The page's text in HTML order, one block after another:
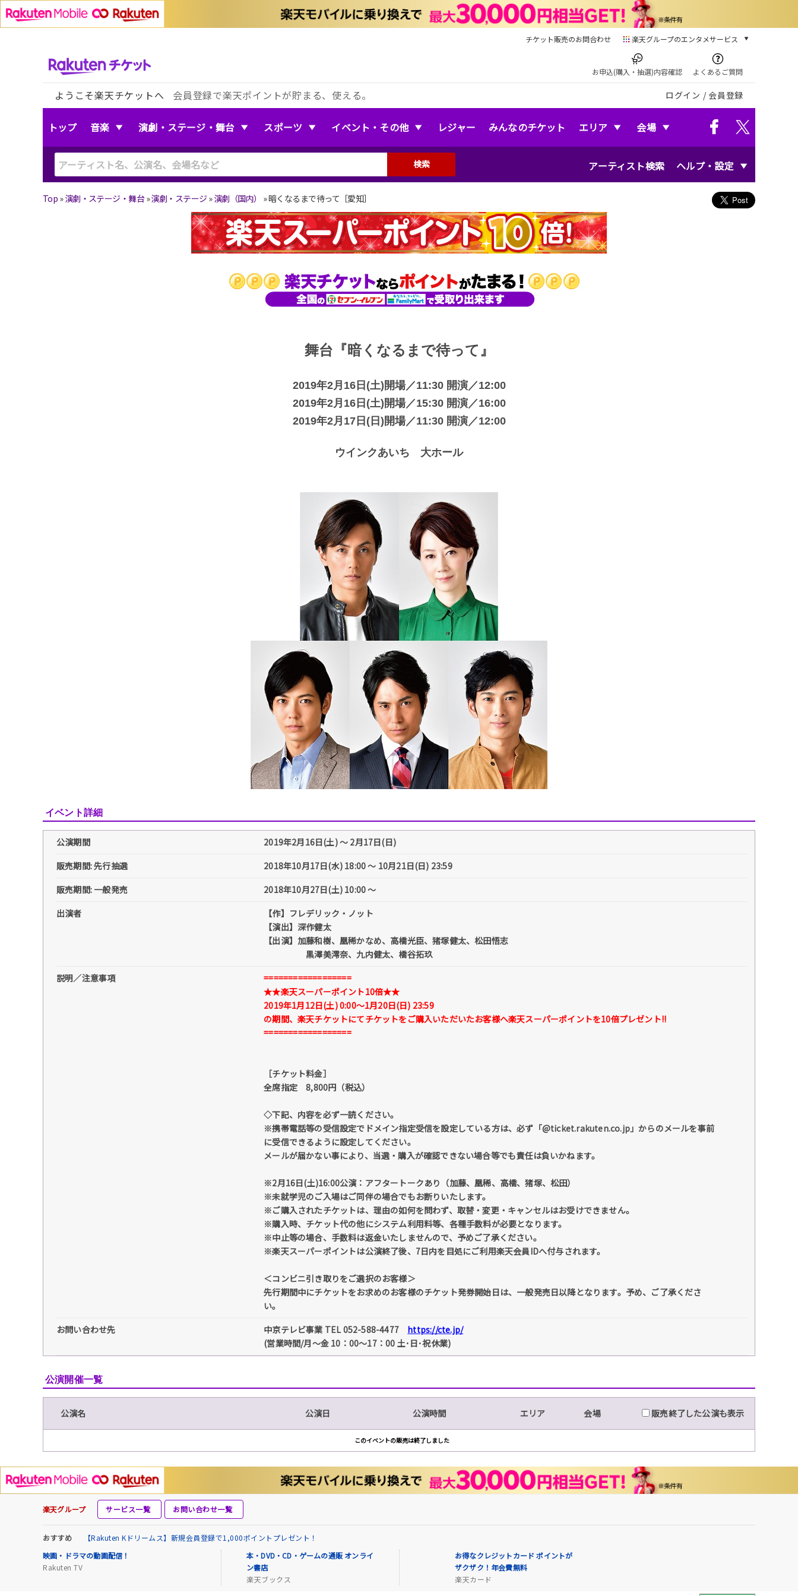
チケット販売のお問合わせ 楽天グループのエンタメサービス
本/ゲーム/CD/DVD
楽天ブックス
電子書籍
楽天Kobo
音楽配信
お申込(購入・抽選)内容確認 よくあるご質問
ようこそ楽天チケットへ 会員登録で楽天ポイントが貯まる、使える。 ログイン / 会員登録
トップ 音楽 演劇・ステージ・舞台 スポーツ イベント・その他 レジャー みんなのチケット エリア 会場
アーティスト検索 ヘルプ・設定
検索
Top »演劇・ステージ・舞台»演劇・ステージ »演劇（国内） »暗くなるまで待って［愛知］
舞台『暗くなるまで待って』
2019年2月16日(土)開場／11:30 開演／12:00
2019年2月16日(土)開場／15:30 開演／16:00
2019年2月17日(日)開場／11:30 開演／12:00
ウインクあいち 大ホール
イベント詳細
公演期間
2019年2月16日(土) 〜 2月17日(日)
販売期間: 先行抽選
2018年10月17日(水) 18:00 〜 10月21日(日) 23:59
販売期間: 一般発売
2018年10月27日(土) 10:00 〜
出演者
【作】フレデリック・ノット
【演出】深作健太
【出演】加藤和樹、凰稀かなめ、高橋光臣、猪塚健太、松田悟志
黒澤美澪奈、九内健太、橋谷拓玖
説明／注意事項
==================
★★楽天スーパーポイント10倍★★
2019年1月12日(土) 0:00～1月20日(日) 23:59
の期間、楽天チケットにてチケットをご購入いただいたお客様へ楽天スーパーポイントを10倍プレゼント!!
==================
［チケット料金］
全席指定 8,800円（税込）
◇下記、内容を必ず一読ください。
※携帯電話等の受信設定でドメイン指定受信を設定している方は、必ず「@ticket.rakuten.co.jp」からのメールを事前
に受信できるように設定してください。
メールが届かない事により、当選・購入が確認できない場合等でも責任は負いかねます。
※2月16日(土)16:00公演：アフタートークあり（加藤、凰稀、高橋、猪塚、松田）
※未就学児のご入場はご同伴の場合でもお断りいたします。
※ご購入されたチケットは、理由の如何を問わず、取替・変更・キャンセルはお受けできません。
※購入時、チケット代の他にシステム利用料等、各種手数料が必要となります。
※中止等の場合、手数料は返金いたしませんので、予めご了承ください。
※楽天スーパーポイントは公演終了後、7日内を目処にご利用楽天会員IDへ付与されます。
＜コンビニ引き取りをご選択のお客様＞
先行期間中にチケットをお求めのお客様のチケット発券開始日は、一般発売日以降となります。予め、ご了承くださ
い。
お問い合わせ先
中京テレビ事業 TEL 052-588-4477 https://cte.jp/
(営業時間/月～金 10：00～17：00 土･日･祝休業)
公演開催一覧
公演名 公演日 公演時間 エリア 会場 販売終了した公演も表示
このイベントの販売は終了しました
楽天グループ サービス一覧 お問い合わせ一覧
おすすめ
【Rakuten Kドリームス】新規会員登録で1,000ポイントプレゼント！
映画・ドラマの動画配信！
Rakuten TV
本・DVD・CD・ゲームの通販 オンライ
ン書店
楽天ブックス
お得なクレジットカード ポイントが
ザクザク！年会費無料
楽天カード